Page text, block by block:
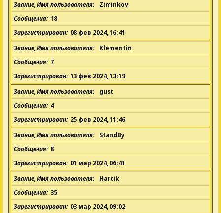
Звание, Имя пользователя
Ziminkov
Сообщения 18
Зарегистрирован 08 фев 2024, 16:41
Звание, Имя пользователя
Klementin
Сообщения 7
Зарегистрирован 13 фев 2024, 13:19
Звание, Имя пользователя
gust
Сообщения 4
Зарегистрирован 25 фев 2024, 11:46
Звание, Имя пользователя
StandBy
Сообщения 8
Зарегистрирован 01 мар 2024, 06:41
Звание, Имя пользователя
Hartik
Сообщения 35
Зарегистрирован 03 мар 2024, 09:02